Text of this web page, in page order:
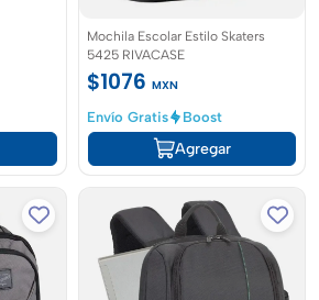
Mochila Escolar Estilo Skaters
5425 RIVACASE
$1076 MXN
Envío Gratis
Boost
Agregar